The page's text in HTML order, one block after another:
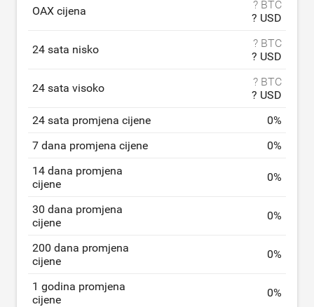
OAX cijena
? BTC
? USD
24 sata nisko
? BTC
? USD
24 sata visoko
? BTC
? USD
24 sata promjena cijene
0%
7 dana promjena cijene
0%
14 dana promjena
cijene
0%
30 dana promjena
cijene
0%
200 dana promjena
cijene
0%
1 godina promjena
cijene
0%